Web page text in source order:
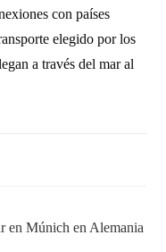
con países
elegido por los
a través del mar al